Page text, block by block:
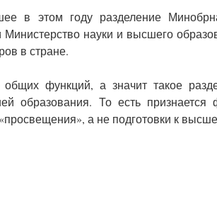
в этом году разделение
науки и высшего
в стране.
функций, а значит такое
образования. То есть признается
а не подготовки к